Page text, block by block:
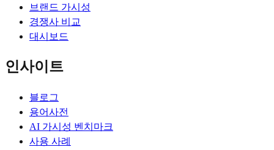
브랜드 가시성
경쟁사 비교
대시보드
인사이트
블로그
용어사전
AI 가시성 벤치마크
사용 사례